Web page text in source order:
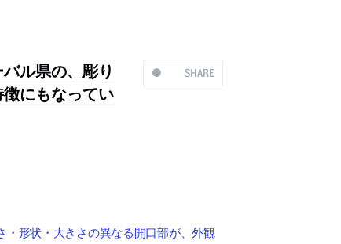
SHARE
ル県の、彫り
にもなってい
形状・大きさの異なる開口部が、外観